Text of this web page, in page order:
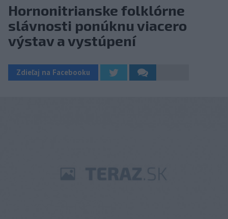
Hornonitrianske folklórne
slávnosti ponúknu viacero
výstav a vystúpení
Zdieľaj na Facebooku